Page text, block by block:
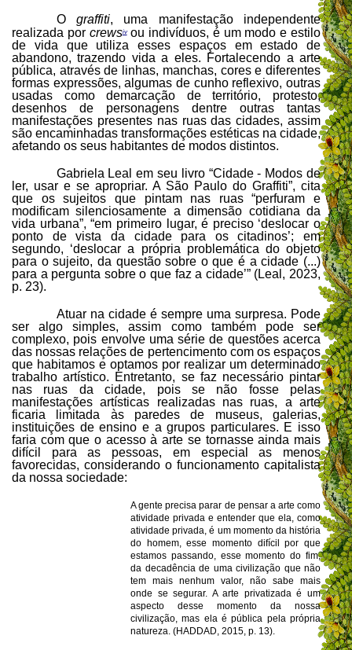
Ograffiti, uma manifestação independente
realizada por crewsivou indivíduos, é um modo e estilo
de vida que utiliza esses espaços em estado de
abandono, trazendo vida a eles. Fortalecendo a arte
pública, através de linhas, manchas, cores e diferentes
formas expressões, algumas de cunho reflexivo, outras
usadas como demarcação de território, protesto,
desenhos de personagens dentre outras tantas
manifestações presentes nas ruas das cidades, assim
são encaminhadas transformações estéticas na cidade,
afetando os seus habitantes de modos distintos.
Gabriela Leal em seu livro “Cidade - Modos de
ler, usar e se apropriar. A São Paulo do Graffiti”, cita
que os sujeitos que pintam nas ruas “perfuram e
modificam silenciosamente a dimensão cotidiana da
vida urbana”, “em primeiro lugar, é preciso ‘deslocar o
ponto de vista da cidade para os citadinos’; em
segundo, ‘deslocar a própria problemática do objeto
para o sujeito, da questão sobre o que é a cidade (...)
para a pergunta sobre o que faz a cidade’” (Leal, 2023,
p. 23).
Atuar na cidade é sempre uma surpresa. Pode
ser algo simples, assim como também pode ser
complexo, pois envolve uma série de questões acerca
das nossas relações de pertencimento com os espaços
que habitamos e optamos por realizar um determinado
trabalho artístico. Entretanto, se faz necessário pintar
nas ruas da cidade, pois se não fosse pelas
manifestações artísticas realizadas nas ruas, a arte
ficaria limitada às paredes de museus, galerias,
instituições de ensino e a grupos particulares. E isso
faria com que o acesso à arte se tornasse ainda mais
difícil para as pessoas, em especial as menos
favorecidas, considerando o funcionamento capitalista
da nossa sociedade:
A gente precisa parar de pensar a arte como
atividade privada e entender que ela, como
atividade privada, é um momento da história
do homem, esse momento difícil por que
estamos passando, esse momento do fim,
da decadência de uma civilização que não
tem mais nenhum valor, não sabe mais
onde se segurar. A arte privatizada é um
aspecto desse momento da nossa
civilização, mas ela é pública pela própria
natureza. (HADDAD, 2015, p. 13).